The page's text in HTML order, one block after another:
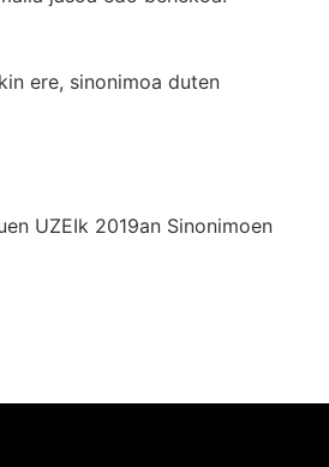
ere, sinonimoa duten
UZEIk 2019an Sinonimoen